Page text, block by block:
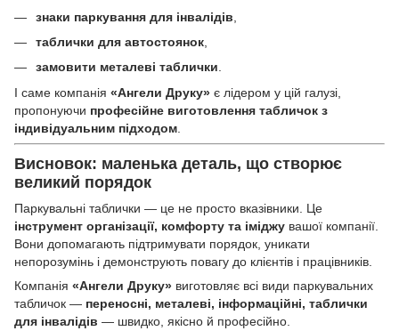
знаки паркування для інвалідів
таблички для автостоянок
замовити металеві таблички.
І саме компанія «Ангели Друку» є лідером у цій галузі,
пропонуючи професійне виготовлення табличок з
індивідуальним підходом
Висновок: маленька деталь, що створює
великий порядок
Паркувальні таблички — це не просто вказівники. Це
інструмент організації, комфорту та іміджу вашої компанії.
Вони допомагають підтримувати порядок, уникати
непорозумінь і демонструють повагу до клієнтів і працівників.
Компанія «Ангели Друку» виготовляє всі види паркувальних
табличок — переносні, металеві, інформаційні, таблички
для інвалідів — швидко, якісно й професійно.